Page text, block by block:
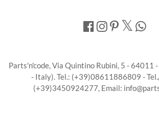
Parts'n'code, Via Quintino Rubini, 5 - 64011
- Italy). Tel.: (+39)08611886809 -
(+39)3450924277, Email: